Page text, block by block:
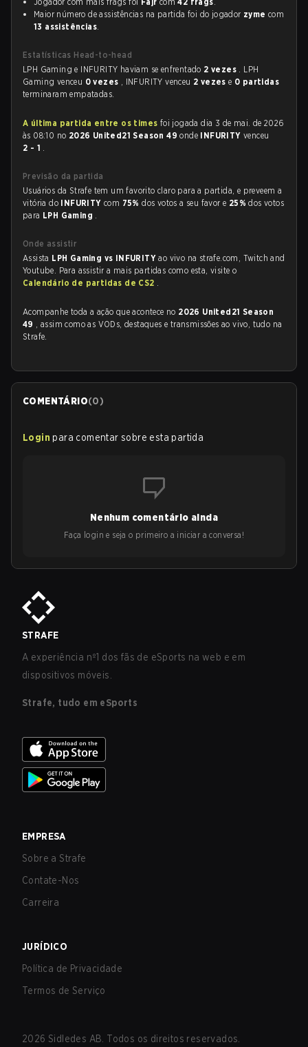
Maior número de assistências na partida foi do jogador zyme com
13 assistências.
Estatísticas Head-to-head
LPH Gaming e INFURITY haviam se enfrentado 2 vezes . LPH
Gaming venceu 0 vezes , INFURITY venceu 2 vezese 0 partidas
terminaram empatadas.
A última partida entre os times foi jogada dia 3 de mai. de 2026
às 08:10 no 2026 United21 Season 49onde INFURITYvenceu
2 - 1 .
Previsão da partida
Usuários da Strafe tem um favorito claro para a partida, e preveem a
vitória do INFURITYcom 75%dos votos a seu favor e 25%dos votos
para LPH Gaming .
Onde assistir
Assista LPH Gaming vs INFURITYao vivo na strafe.com, Twitch and
Youtube. Para assistir a mais partidas como esta, visite o
Calendário de partidas de CS2 .
Acompanhe toda a ação que acontece no 2026 United21 Season
49 , assim como as VODs, destaques e transmissões ao vivo, tudo na
Strafe.
COMENTÁRIO(0)
Login para comentar sobre esta partida
Nenhum comentário ainda
Faça login e seja o primeiro a iniciar a conversa!
STRAFE
A experiência nº1 dos fãs de eSports na web e em
dispositivos móveis.
Strafe, tudo em eSports
EMPRESA
Sobre a Strafe
Contate-Nos
Carreira
JURÍDICO
Política de Privacidade
Termos de Serviço
2026 Sidledes AB. Todos os direitos reservados.